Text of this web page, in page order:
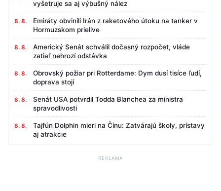
vyšetruje sa aj výbušný nález
8. 8.
Emiráty obvinili Irán z raketového útoku na tanker v
Hormuzskom prielive
8. 8.
Americký Senát schválil dočasný rozpočet, vláde
zatiaľ nehrozí odstávka
8. 8.
Obrovský požiar pri Rotterdame: Dym dusí tisíce ľudí,
doprava stojí
8. 8.
Senát USA potvrdil Todda Blanchea za ministra
spravodlivosti
8. 8.
Tajfún Dolphin mieri na Čínu: Zatvárajú školy, prístavy
aj atrakcie
REKLAMA